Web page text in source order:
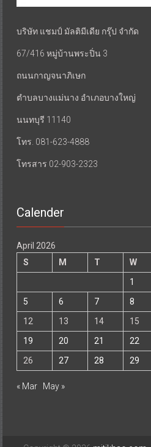
บริษัท แชมป์ มัลติมีเดีย กรุ๊ป จำกัด
67/416 หมู่บ้านพระปิ่น 3
ถนนกาญจนาภิเษก
ตำบลบางแม่นาง อำเภอบางใหญ่
นนทบุรี 11140
โทร. 081-623-4888
โทรสาร 02-903-2323
Calender
April 2026
S
M T W
1
5
6 7 8
12
13 14 15
19
20 21 22
26
27 28 29
« Mar May »